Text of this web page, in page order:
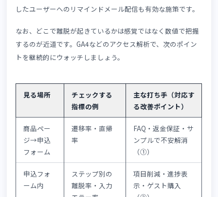
まとめ｜カゴ落ちは「決済」ではなく「
プロセス全体」の問題
いう不安が解消されない、導線が分かりにくい、申込後の
れが見えないといった申込プロセス上の課題が、離脱の根
原因となっています。裏を返せば、これらの課題を一つず
解消することで、申込率は確実に改善できるということで
す。
申込率を高めるためには、以下の5点を見直すことが重要